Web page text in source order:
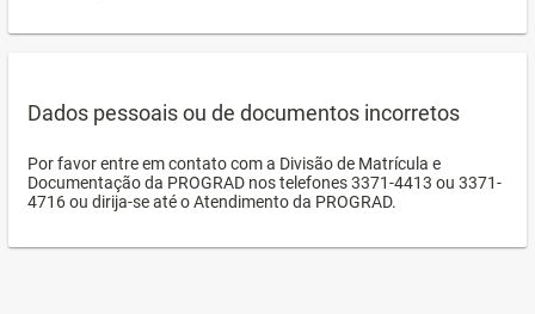
Dados pessoais ou de documentos incorretos
Por favor entre em contato com a Divisão de Matrícula e
Documentação da PROGRAD nos telefones 3371-4413 ou 3371-
4716 ou dirija-se até o Atendimento da PROGRAD.